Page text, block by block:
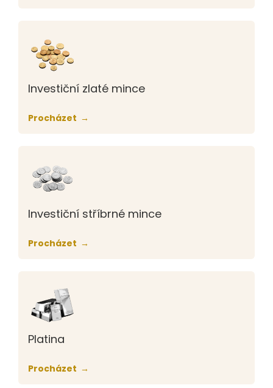
Investiční zlaté mince
Procházet
Investiční stříbrné mince
Procházet
Platina
Procházet